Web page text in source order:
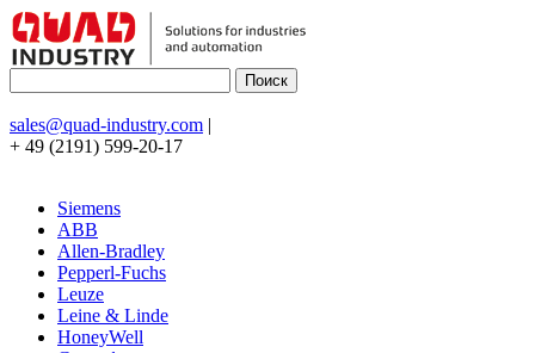
sales@quad-industry.com |
+ 49 (2191) 599-20-17
Siemens
ABB
Allen-Bradley
Pepperl-Fuchs
Leuze
Leine & Linde
HoneyWell